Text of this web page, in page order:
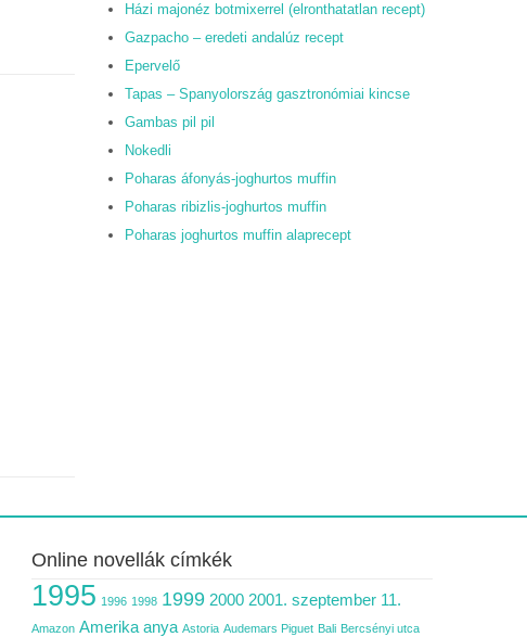
Házi majonéz botmixerrel (elronthatatlan recept)
Gazpacho – eredeti andalúz recept
Epervelő
Tapas – Spanyolország gasztronómiai kincse
Gambas pil pil
Nokedli
Poharas áfonyás-joghurtos muffin
Poharas ribizlis-joghurtos muffin
Poharas joghurtos muffin alaprecept
Online novellák címkék
1995 1996 1998 1999 2000 2001. szeptember 11.
Amazon Amerika anya Astoria Audemars Piguet Bali Bercsényi utca